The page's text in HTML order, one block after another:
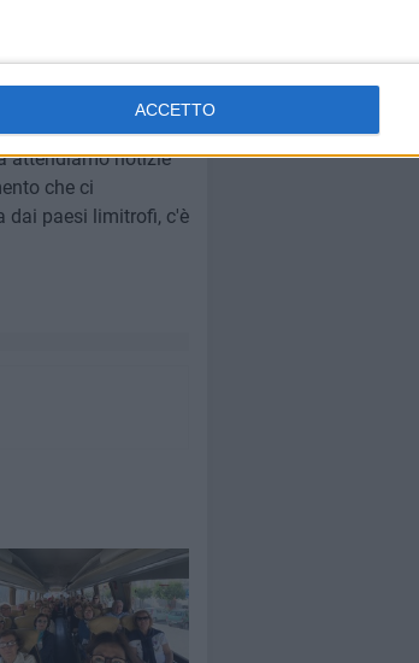
ACCETTO
la Passione
La neve e il
il sindaco
Purtroppo a
attendiamo notizie
che ci
dai paesi limitrofi, c'è